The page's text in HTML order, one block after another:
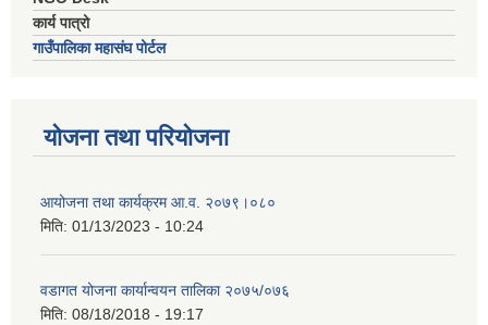
कार्य पात्रो
गाउँपालिका महासंघ पोर्टल
योजना तथा परियोजना
आयोजना तथा कार्यक्रम आ.व. २०७९।०८०
मिति: 01/13/2023 - 10:24
वडागत योजना कार्यान्वयन तालिका २०७५/०७६
मिति: 08/18/2018 - 19:17